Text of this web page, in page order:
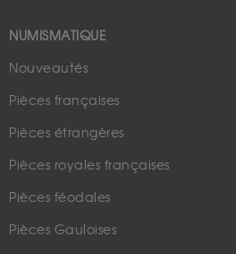
NUMISMATIQUE
Nouveautés
Pièces françaises
Pièces étrangères
Pièces royales françaises
Pièces féodales
Pièces Gauloises